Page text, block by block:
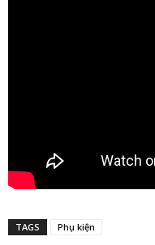
TAGS Phụ kiện